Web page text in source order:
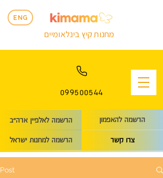
ENG
099500544
הרשמה לאלפיין ארה״ב
הרשמה למחנות ישראל
הרשמה להאפמון
צרו קשר
מחנות קיץ בינלאומיים
Post